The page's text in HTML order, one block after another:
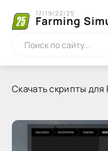
Farming
17/19/22/25
Скачать скрипты для